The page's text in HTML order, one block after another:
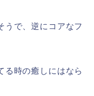
うで、逆にコアなフ
る時の癒しにはなら